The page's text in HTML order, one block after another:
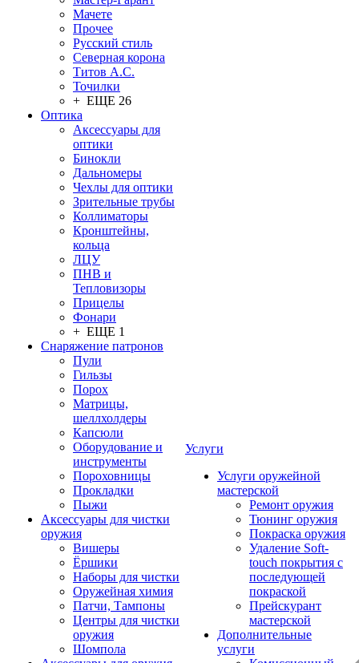
Мачете
Прочее
Русский стиль
Северная корона
Титов А.С.
Точилки
+ ЕЩЕ 26
Оптика
Аксессуары для
оптики
Бинокли
Дальномеры
Чехлы для оптики
Зрительные трубы
Коллиматоры
Кронштейны,
кольца
ЛЦУ
ПНВ и
Тепловизоры
Прицелы
Фонари
+ ЕЩЕ 1
Снаряжение патронов
Пули
Гильзы
Порох
Матрицы,
шеллхолдеры
Капсюли
Оборудование и
инструменты
Пороховницы
Прокладки
Пыжи
Аксессуары для чистки
оружия
Вишеры
Ёршики
Наборы для чистки
Оружейная химия
Патчи, Тампоны
Центры для чистки
оружия
Шомпола
Услуги
Услуги оружейной
мастерской
Ремонт оружия
Тюнинг оружия
Покраска оружия
Удаление Soft-
touch покрытия с
последующей
покраской
Прейскурант
мастерской
Дополнительные
услуги